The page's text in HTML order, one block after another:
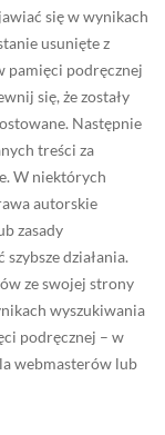
się w wynikach
usunięte z
pamięci podręcznej
się, że zostały
Następnie
treści za
W niektórych
autorskie
zasady
działania.
ze swojej strony
wyszukiwania
podręcznej – w
webmasterów lub